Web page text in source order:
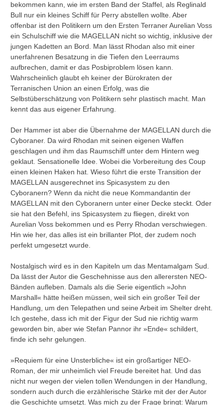
bekommen kann, wie im ersten Band der Staffel, als Reglinald
Bull nur ein kleines Schiff für Perry abstellen wollte. Aber
offenbar ist den Politikern um den Ersten Terraner Aurelian Voss
ein Schulschiff wie die MAGELLAN nicht so wichtig, inklusive der
jungen Kadetten an Bord. Man lässt Rhodan also mit einer
unerfahrenen Besatzung in die Tiefen den Leerraums
aufbrechen, damit er das Posbiproblem lösen kann.
Wahrscheinlich glaubt eh keiner der Bürokraten der
Terranischen Union an einen Erfolg, was die
Selbstüberschätzung von Politikern sehr plastisch macht. Man
kennt das aus eigener Erfahrung.
Der Hammer ist aber die Übernahme der MAGELLAN durch die
Cyboraner. Da wird Rhodan mit seinen eigenen Waffen
geschlagen und ihm das Raumschiff unter dem Hintern weg
geklaut. Sensationelle Idee. Wobei die Vorbereitung des Coup
einen kleinen Haken hat. Wieso führt die erste Transition der
MAGELLAN ausgerechnet ins Spicasystem zu den
Cyboranern? Wenn da nicht die neue Kommandantin der
MAGELLAN mit den Cyboranern unter einer Decke steckt. Oder
sie hat den Befehl, ins Spicasystem zu fliegen, direkt von
Aurelian Voss bekommen und es Perry Rhodan verschwiegen.
Hin wie her, das alles ist ein brillanter Plot, der zudem noch
perfekt umgesetzt wurde.
Nostalgisch wird es in den Kapiteln um das Mentamalgam Sud.
Da lässt der Autor die Geschehnisse aus den allerersten NEO-
Bänden aufleben. Damals als die Serie eigentlich »John
Marshall« hätte heißen müssen, weil sich ein großer Teil der
Handlung, um den Telepathen und seine Arbeit im Shelter dreht.
Ich gestehe, dass ich mit der Figur der Sud nie richtig warm
geworden bin, aber wie Stefan Pannor ihr »Ende« schildert,
finde ich sehr gelungen.
»Requiem für eine Unsterbliche« ist ein großartiger NEO-
Roman, der mir unheimlich viel Freude bereitet hat. Und das
nicht nur wegen der vielen tollen Wendungen in der Handlung,
sondern auch durch die erzählerische Stärke mit der der Autor
die Geschichte umsetzt. Was mich zu der Frage bringt: Warum